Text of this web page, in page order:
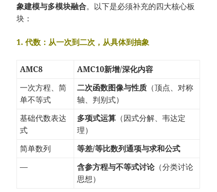
象建模与多模块融合。以下是必须补充的四大核心板
块：
1. 代数：从一次到二次，从具体到抽象
AMC8
AMC10新增/深化内容
一次方程、简
单不等式
二次函数图像与性质 （顶点、对称
轴、判别式）
基础代数表达
式
多项式运算 （因式分解、韦达定
理）
简单数列
等差/等比数列通项与求和公式
—
含参方程与不等式讨论（分类讨论
思想）